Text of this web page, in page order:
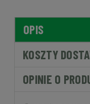
OPIS
KOSZTY
OPINIE O